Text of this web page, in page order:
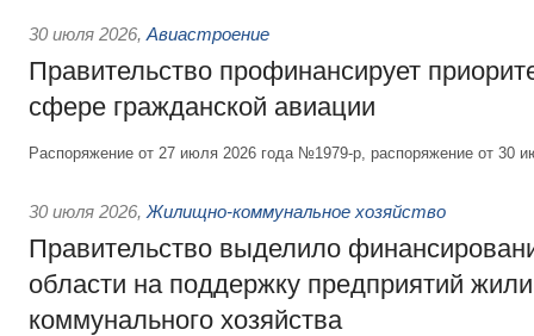
30 июля 2026, Авиастроение
Правительство профинансирует
сфере гражданской авиации
Распоряжение от 27 июля 2026 года №1979-р, распоряжение от 30
30 июля 2026, Жилищно-коммунальное хозяйство
Правительство выделило
области на поддержку предприятий
коммунального хозяйства